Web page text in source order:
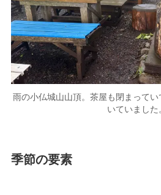
雨の小仏城山山頂。茶屋も閉まって
いていました
季節の要素